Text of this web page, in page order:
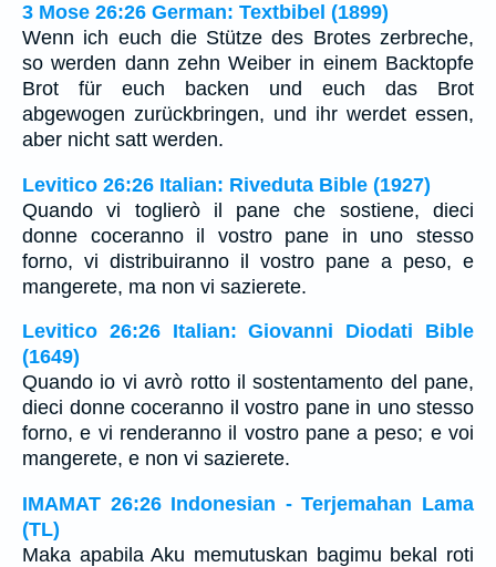
3 Mose 26:26 German: Textbibel (1899)
Wenn ich euch die Stütze des Brotes zerbreche,
so werden dann zehn Weiber in einem Backtopfe
Brot für euch backen und euch das Brot
abgewogen zurückbringen, und ihr werdet essen,
aber nicht satt werden.
Levitico 26:26 Italian: Riveduta Bible (1927)
Quando vi toglierò il pane che sostiene, dieci
donne coceranno il vostro pane in uno stesso
forno, vi distribuiranno il vostro pane a peso, e
mangerete, ma non vi sazierete.
Levitico 26:26 Italian: Giovanni Diodati Bible
(1649)
Quando io vi avrò rotto il sostentamento del pane,
dieci donne coceranno il vostro pane in uno stesso
forno, e vi renderanno il vostro pane a peso; e voi
mangerete, e non vi sazierete.
IMAMAT 26:26 Indonesian - Terjemahan Lama
(TL)
Maka apabila Aku memutuskan bagimu bekal roti